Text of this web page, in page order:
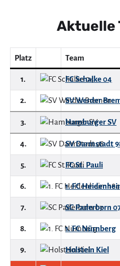
Aktuelle
Platz Team
1. FC Schalke 04
2. SV Werder
3. Hamburger SV
4. SV Darmstadt
5. FC St. Pauli
6. 1. FC
7. SC Paderborn
8. 1. FC Nürnberg
9. Holstein Kiel